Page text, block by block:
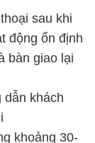
sau khi
động ổn định
bàn giao lại
khách
khoảng 30-